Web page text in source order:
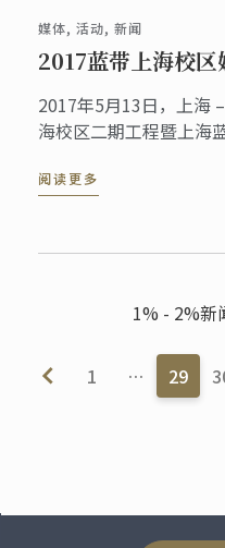
媒体, 活动, 新闻
2017蓝带上海校
2017年5月13日，上海
海校区二期工程暨上海
程正式登陆上海，接受
阅读更多
1% - 2%新
1 … 29